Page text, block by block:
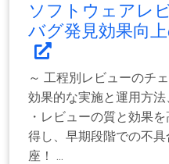
ソフトウェアレ
バグ発見効果向
～ 工程別レビューのチ
効果的な実施と運用方
・レビューの質と効果
得し、早期段階での不
座！ ...